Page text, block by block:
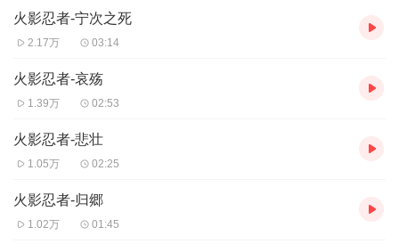
火影忍者-宁次之死
2.17万 03:14
火影忍者-哀殇
1.39万 02:53
火影忍者-悲壮
1.05万 02:25
火影忍者-归郷
1.02万 01:45